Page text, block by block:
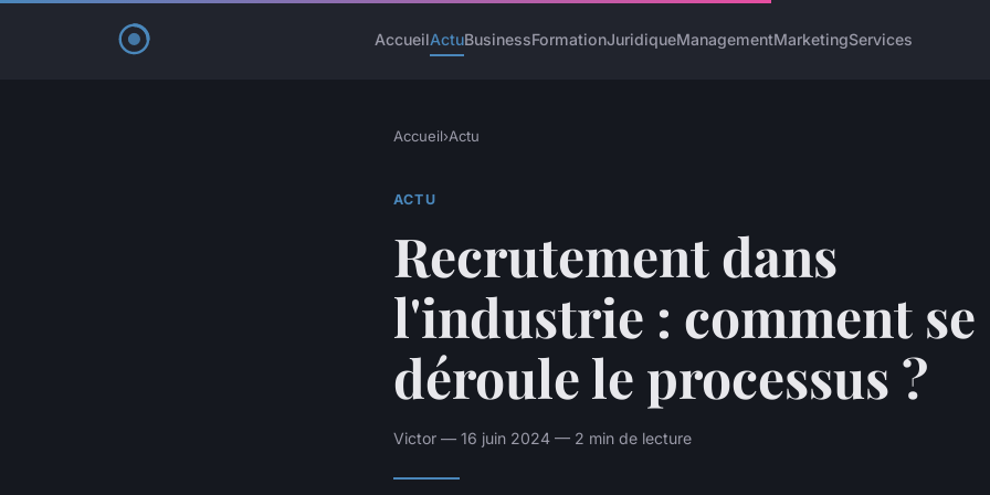
AccueilActuBusinessFormationJuridiqueManagementMarketingServices
Accueil›Actu
ACTU
Recrutement dans
l'industrie : comment se
déroule le processus ?
Victor — 16 juin 2024 — 2 min de lecture